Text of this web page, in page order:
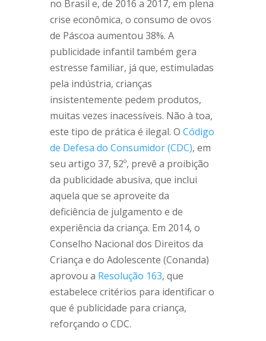
no Brasil e, de 2016 a 2017, em plena
crise econômica, o consumo de ovos
de Páscoa aumentou 38%. A
publicidade infantil também gera
estresse familiar, já que, estimuladas
pela indústria, crianças
insistentemente pedem produtos,
muitas vezes inacessíveis. Não à toa,
este tipo de prática é ilegal. O Código
de Defesa do Consumidor (CDC), em
seu artigo 37, §2º, prevê a proibição
da publicidade abusiva, que inclui
aquela que se aproveite da
deficiência de julgamento e de
experiência da criança. Em 2014, o
Conselho Nacional dos Direitos da
Criança e do Adolescente (Conanda)
aprovou a Resolução 163, que
estabelece critérios para identificar o
que é publicidade para criança,
reforçando o CDC.